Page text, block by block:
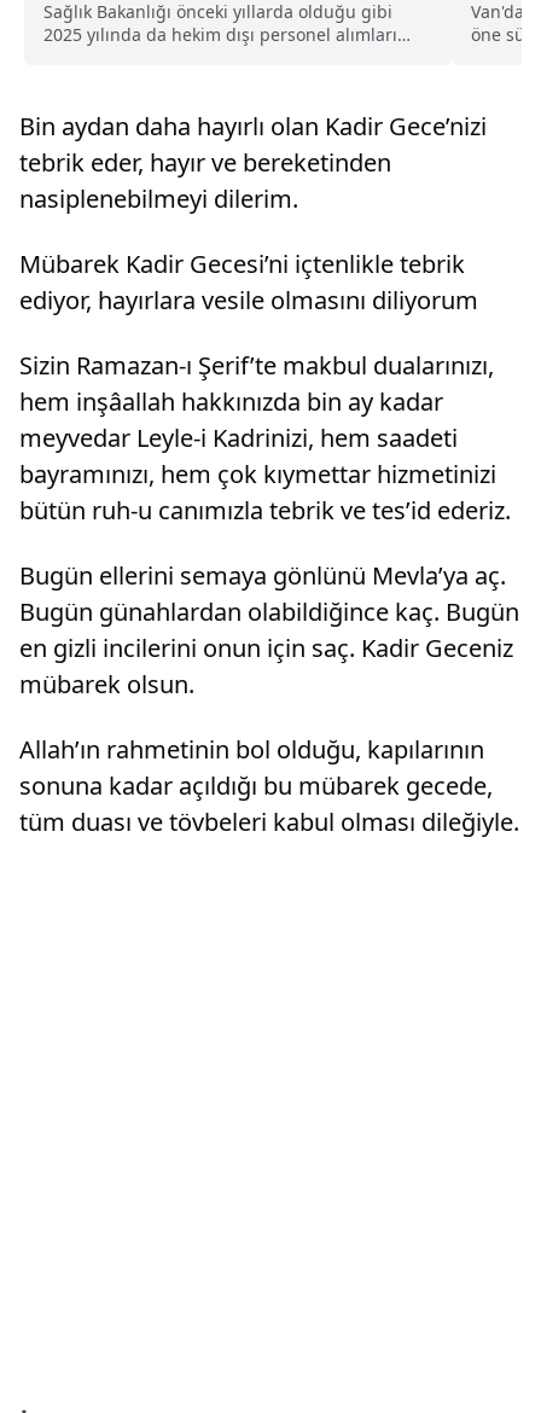
Sağlık Bakanlığı önceki yıllarda olduğu gibi
2025 yılında da hekim dışı personel alımları
Van'da
öne
Bin aydan daha hayırlı olan Kadir Gece’nizi
tebrik eder, hayır ve bereketinden
nasiplenebilmeyi dilerim.
Mübarek Kadir Gecesi’ni içtenlikle tebrik
ediyor, hayırlara vesile olmasını diliyorum
Sizin Ramazan-ı Şerif’te makbul dualarınızı,
hem inşâallah hakkınızda bin ay kadar
meyvedar Leyle-i Kadrinizi, hem saadeti
bayramınızı, hem çok kıymettar hizmetinizi
bütün ruh-u canımızla tebrik ve tes’id ederiz.
Bugün ellerini semaya gönlünü Mevla’ya aç.
Bugün günahlardan olabildiğince kaç. Bugün
en gizli incilerini onun için saç. Kadir Geceniz
mübarek olsun.
Allah’ın rahmetinin bol olduğu, kapılarının
sonuna kadar açıldığı bu mübarek gecede,
tüm duası ve tövbeleri kabul olması dileğiyle.